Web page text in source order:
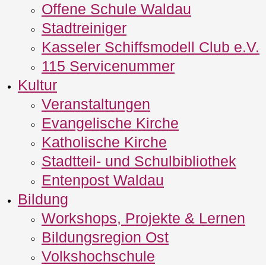
Offene Schule Waldau
Stadtreiniger
Kasseler Schiffsmodell Club e.V.
115 Servicenummer
Kultur
Veranstaltungen
Evangelische Kirche
Katholische Kirche
Stadtteil- und Schulbibliothek
Entenpost Waldau
Bildung
Workshops, Projekte & Lernen
Bildungsregion Ost
Volkshochschule